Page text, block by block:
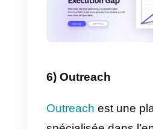
les prospects,
clients ou les
conversion.
De manière